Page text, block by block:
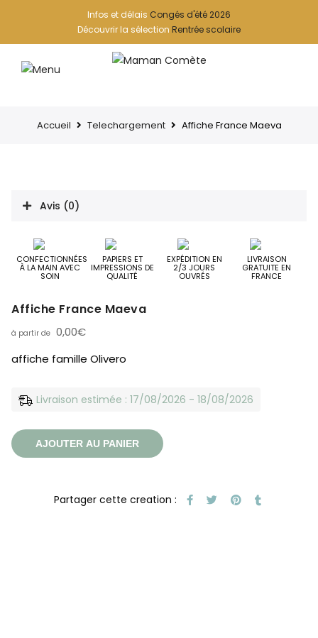
Infos et délais Congés d'été 2026
Découvrir la sélection Rentrée scolaire
Accueil Telechargement Affiche France Maeva
Avis (0)
CONFECTIONNÉES
À LA MAIN AVEC
SOIN
PAPIERS ET
IMPRESSIONS DE
QUALITÉ
EXPÉDITION EN
2/3 JOURS
OUVRÉS
LIVRAISON
GRATUITE EN
FRANCE
Affiche France Maeva
0,00€
affiche famille Olivero
Livraison estimée : 17/08/2026 - 18/08/2026
AJOUTER AU PANIER